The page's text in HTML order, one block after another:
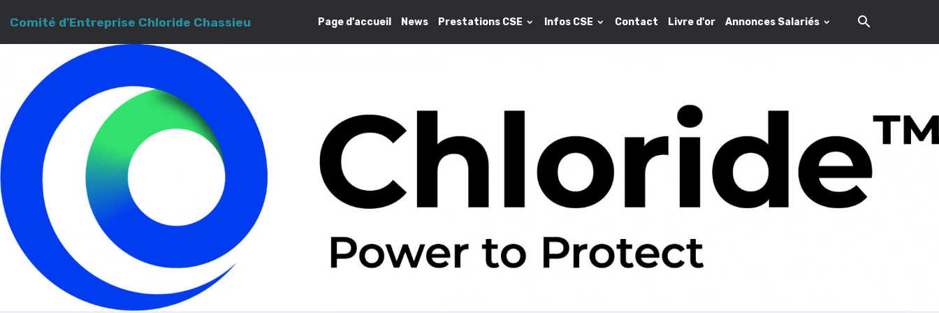
Comité d'Entreprise Chloride Chassieu Page d'accueil News Prestations CSE Infos CSE Contact Livre d'or Annonces Salariés